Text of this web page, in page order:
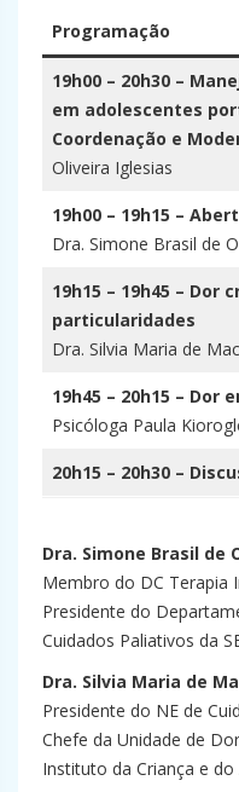
Programação
19h00 – 20h30 –
em adolescentes
Coordenação e
Oliveira Iglesias
19h00 – 19h15 –
Dra. Simone Brasil de
19h15 – 19h45 – Dor
particularidades
Dra. Silvia Maria de
19h45 – 20h15 – Dor
Psicóloga Paula
20h15 – 20h30 –
Dra. Simone Brasil de
Membro do DC Terapia
Presidente do
Cuidados Paliativos da
Dra. Silvia Maria de
Presidente do NE de
Chefe da Unidade de
Instituto da Criança e